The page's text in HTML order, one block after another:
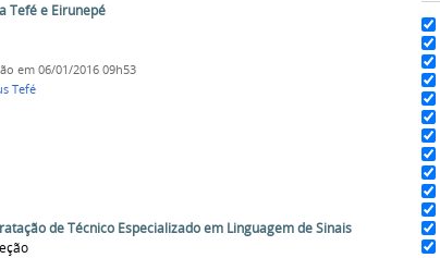
Tefé e Eirunepé
em 06/01/2016 09h53
Tefé
de Técnico Especializado em Linguagem de Sinais